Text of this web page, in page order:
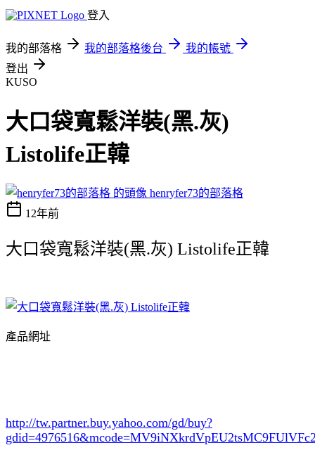
登入
我的部落格 我的部落格後台
我的帳號
登出
KUSO
大口袋寬鬆洋裝(黑.灰)
Listolife正韓
henryfer73的部落格
12年前
大口袋寬鬆洋裝(黑.灰) Listolife正韓
產品網址
http://tw.partner.buy.yahoo.com/gd/buy?
gdid=4976516